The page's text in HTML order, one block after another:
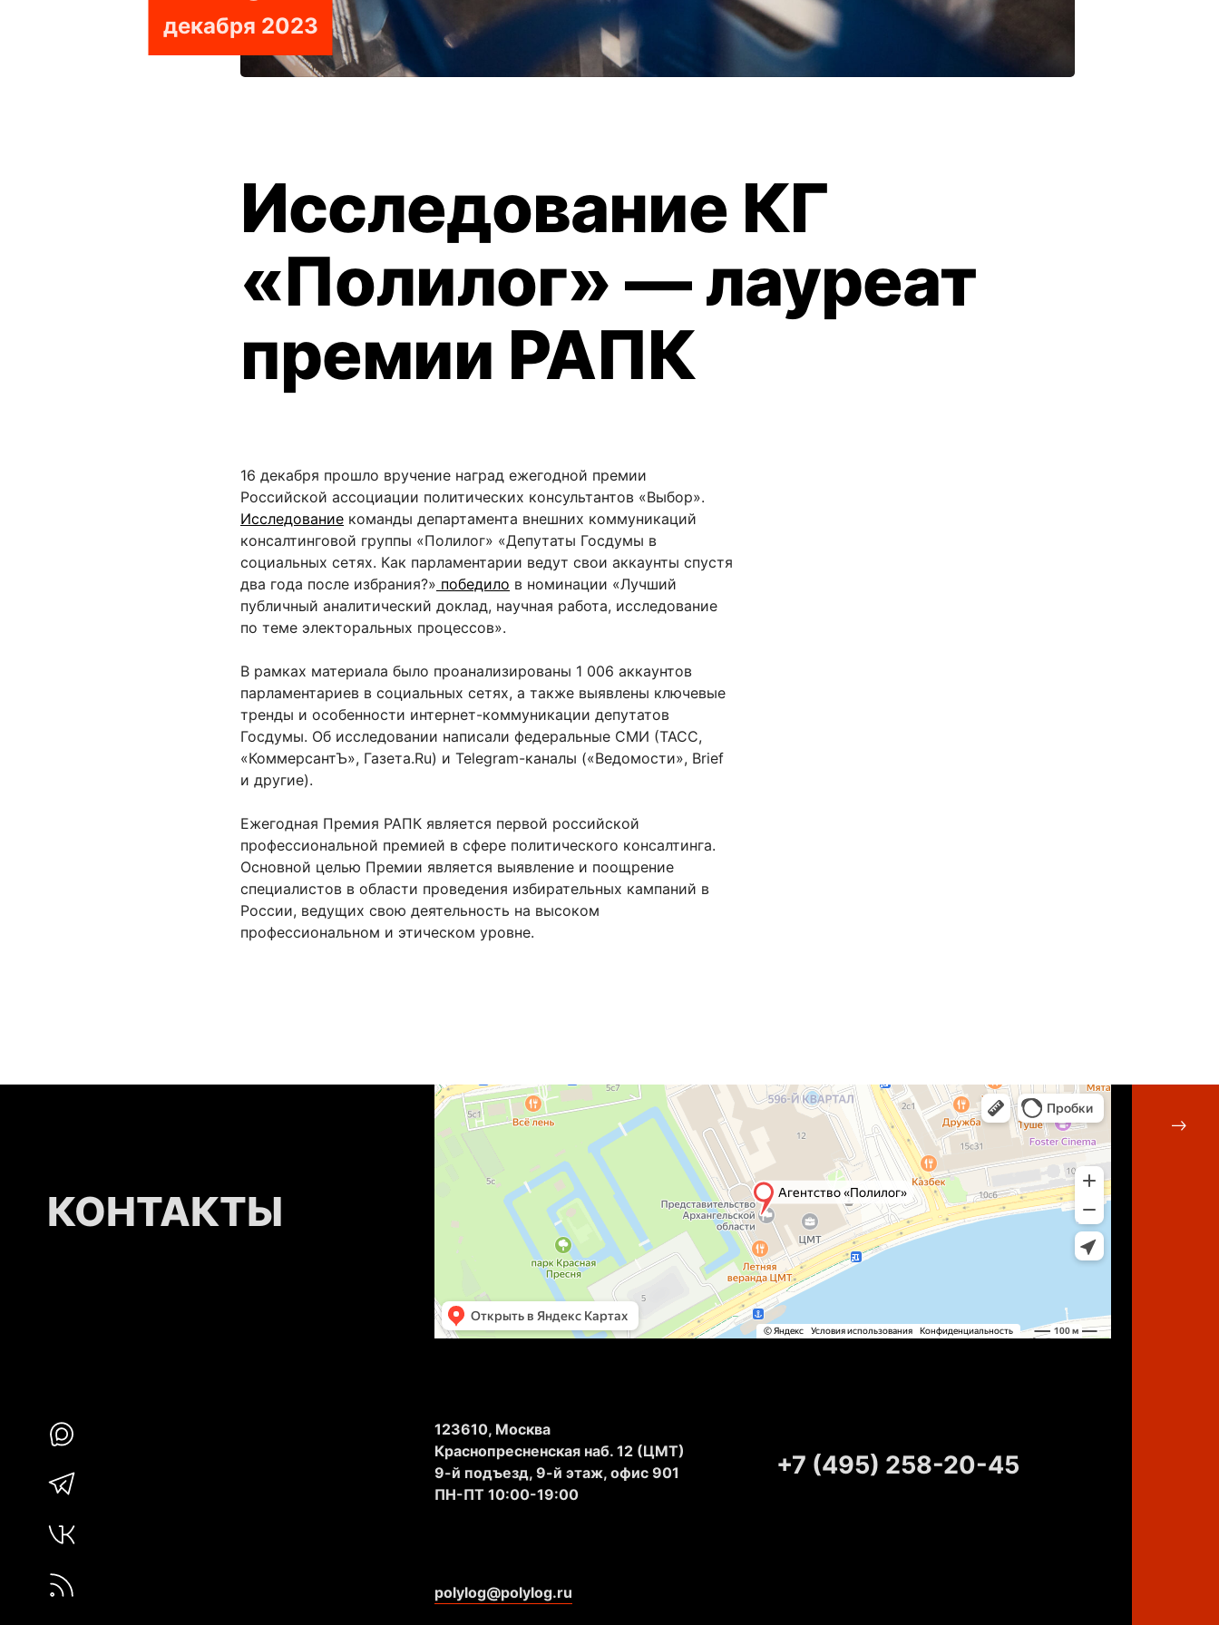
Исследование КГ
«Полилог» — лауреат
премии РАПК
декабря 2023
16 декабря прошло вручение наград ежегодной премии
Российской ассоциации политических консультантов «Выбор».
Исследование команды департамента внешних коммуникаций
консалтинговой группы «Полилог» «Депутаты Госдумы в
социальных сетях. Как парламентарии ведут свои аккаунты спустя
два года после избрания?» победило в номинации «Лучший
публичный аналитический доклад, научная работа, исследование
по теме электоральных процессов».
В рамках материала было проанализированы 1 006 аккаунтов
парламентариев в социальных сетях, а также выявлены ключевые
тренды и особенности интернет-коммуникации депутатов
Госдумы. Об исследовании написали федеральные СМИ (ТАСС,
«КоммерсантЪ», Газета.Ru) и Telegram-каналы («Ведомости», Brief
и другие).
Ежегодная Премия РАПК является первой российской
профессиональной премией в сфере политического консалтинга.
Основной целью Премии является выявление и поощрение
специалистов в области проведения избирательных кампаний в
России, ведущих свою деятельность на высоком
профессиональном и этическом уровне.
КОНТАКТЫ
123610, Москва
Краснопресненская наб. 12 (ЦМТ)
9-й подъезд, 9-й этаж, офис 901
ПН-ПТ 10:00-19:00
+7 (495) 258-20-45
polylog@polylog.ru